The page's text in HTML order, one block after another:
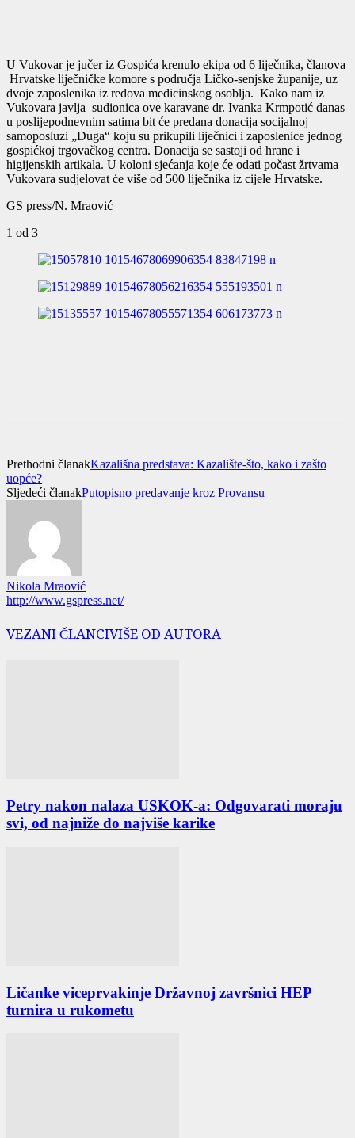
U Vukovar je jučer iz Gospića krenulo ekipa od 6 liječnika, članova
Hrvatske liječničke komore s područja Ličko-senjske županije, uz
dvoje zaposlenika iz redova medicinskog osoblja. Kako nam iz
Vukovara javlja sudionica ove karavane dr. Ivanka Krmpotić danas
u poslijepodnevnim satima bit će predana donacija socijalnoj
samoposluzi „Duga“ koju su prikupili liječnici i zaposlenice jednog
gospićkoj trgovačkog centra. Donacija se sastoji od hrane i
higijenskih artikala. U koloni sjećanja koje će odati počast žrtvama
Vukovara sudjelovat će više od 500 liječnika iz cijele Hrvatske.
GS press/N. Mraović
1 od 3
Prethodni članakKazališna predstava: Kazalište-što, kako i zašto
uopće?
Sljedeći članakPutopisno predavanje kroz Provansu
Nikola Mraović
http://www.gspress.net/
VEZANI ČLANCIVIŠE OD AUTORA
Petry nakon nalaza USKOK-a: Odgovarati moraju
svi, od najniže do najviše karike
Ličanke viceprvakinje Državnoj završnici HEP
turnira u rukometu